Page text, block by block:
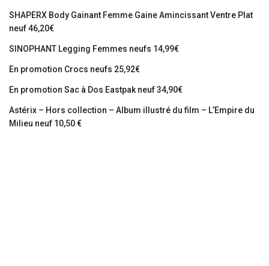
SHAPERX Body Gainant Femme Gaine Amincissant Ventre Plat
neuf 46,20€
SINOPHANT Legging Femmes neufs 14,99€
En promotion Crocs neufs 25,92€
En promotion Sac à Dos Eastpak neuf 34,90€
Astérix – Hors collection – Album illustré du film – L’Empire du
Milieu neuf 10,50 €